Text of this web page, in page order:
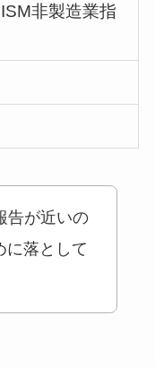
非製造業指
が近いの
に落として